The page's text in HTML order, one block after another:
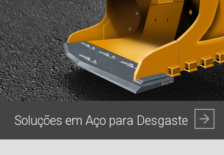
Soluções em Aço para Desgaste